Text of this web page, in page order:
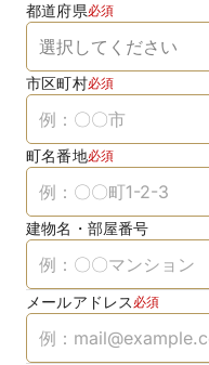
都道府県必須
市区町村必須
町名番地必須
建物名・部屋番号
メールアドレス 必須